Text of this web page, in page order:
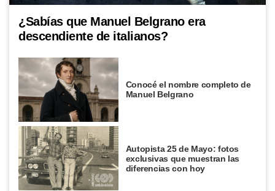
¿Sabías que Manuel Belgrano era
descendiente de italianos?
Conocé el nombre completo de
Manuel Belgrano
Autopista 25 de Mayo: fotos
exclusivas que muestran las
diferencias con hoy